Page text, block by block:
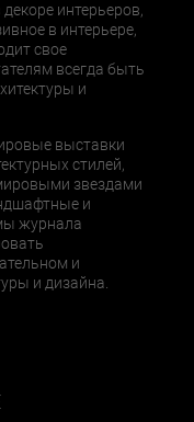
интерьеров,
в интерьере,
свое
всегда быть
и
выставки
стилей,
звездами
и
журнала
и
и дизайна.